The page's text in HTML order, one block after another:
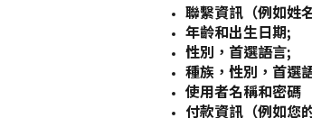
聯繫資訊（例如姓
年齡和出生日期;
性別，首選語言;
種族，性別，首選
使用者名稱和密碼
付款資訊（例如您